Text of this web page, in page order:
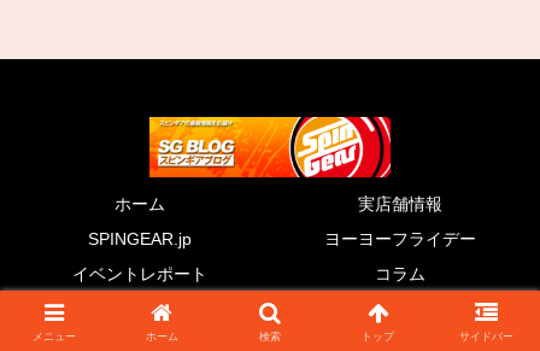
ホーム
実店舗情報
SPINGEAR.jp
ヨーヨーフライデー
イベントレポート
コラム
© 2011 SG BLOG.
メニュー ホーム 検索 トップ サイドバー